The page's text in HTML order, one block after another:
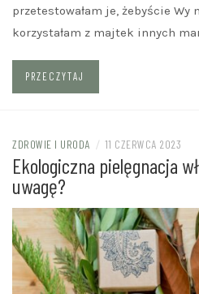
przetestowałam je, żebyście
korzystałam z majtek innych
PRZECZYTAJ
ZDROWIE I URODA / 11 CZERWCA 2023
Ekologiczna pielęgnacja
uwagę?